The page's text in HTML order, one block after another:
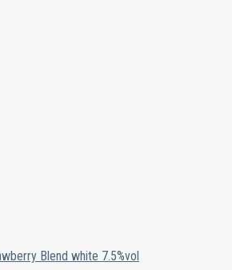
Blend white 7.5%vol